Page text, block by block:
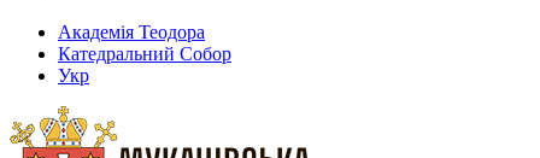
Академія Теодора
Катедральний Собор
Укр